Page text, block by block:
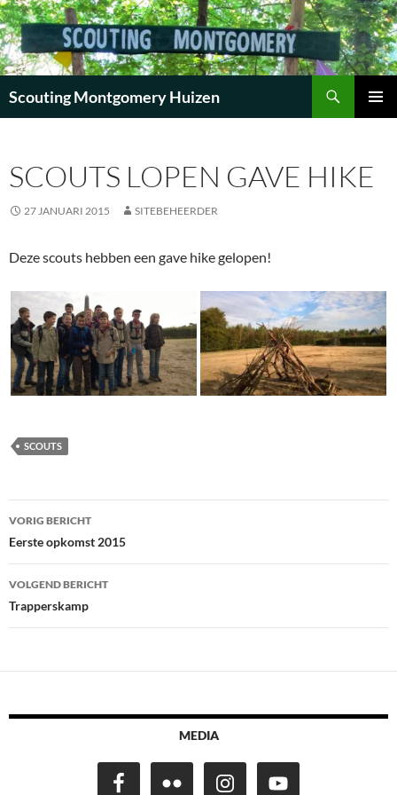
Scouting Montgomery Huizen
INHOUD
SCOUTS LOPEN GAVE HIKE
27 JANUARI 2015 SITEBEHEERDER
Deze scouts hebben een gave hike gelopen!
SCOUTS
Bericht
navigatie
VORIG BERICHT
Eerste opkomst 2015
VOLGEND BERICHT
Trapperskamp
MEDIA